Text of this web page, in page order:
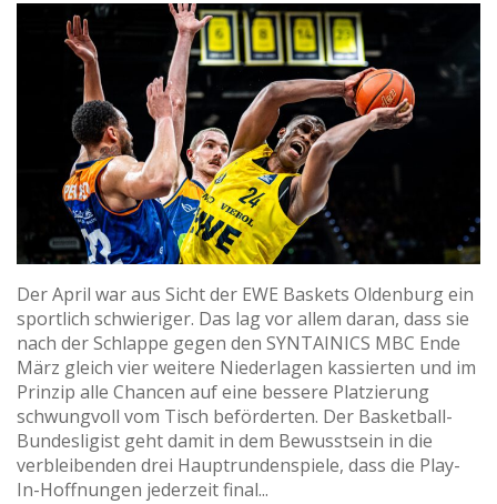
Der April war aus Sicht der EWE Baskets Oldenburg ein
sportlich schwieriger. Das lag vor allem daran, dass sie
nach der Schlappe gegen den SYNTAINICS MBC Ende
März gleich vier weitere Niederlagen kassierten und im
Prinzip alle Chancen auf eine bessere Platzierung
schwungvoll vom Tisch beförderten. Der Basketball-
Bundesligist geht damit in dem Bewusstsein in die
verbleibenden drei Hauptrundenspiele, dass die Play-
In-Hoffnungen jederzeit final...